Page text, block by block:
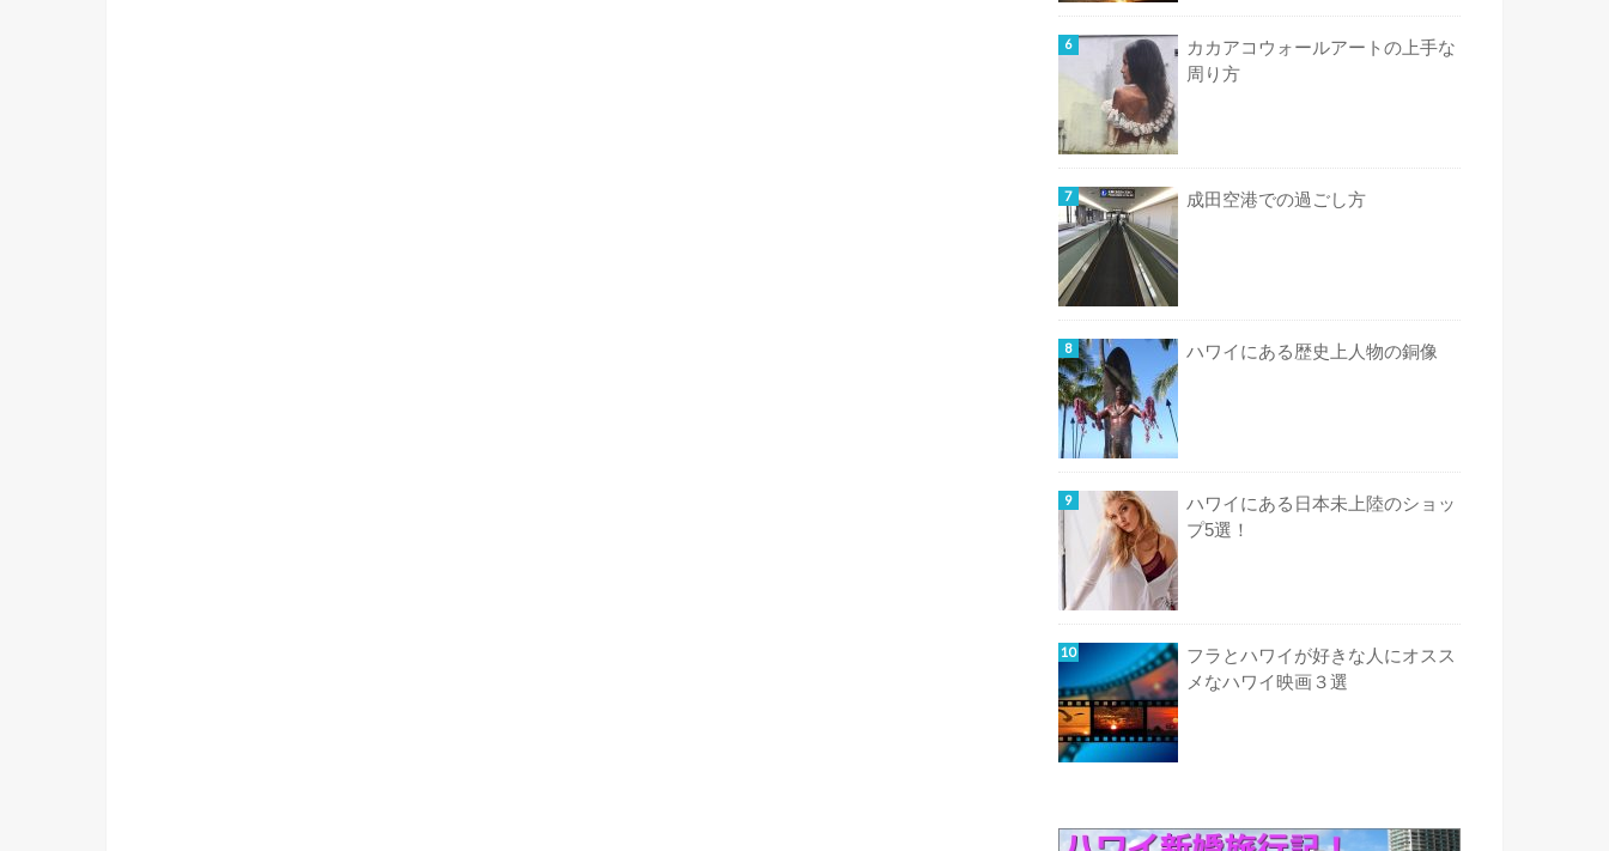
カカアコウォールアートの上手な
周り方
成田空港での過ごし方
ハワイにある歴史上人物の銅像
ハワイにある日本未上陸のショッ
プ5選！
フラとハワイが好きな人にオスス
メなハワイ映画３選